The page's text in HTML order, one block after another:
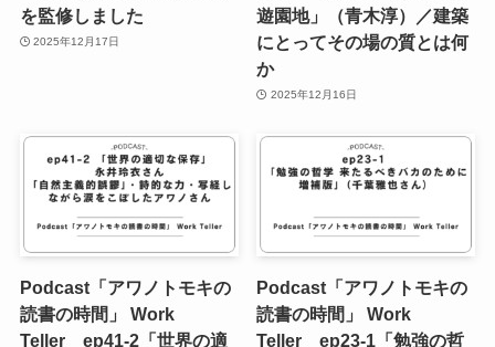
を監修しました
2025年12月17日
遊園地」（青木淳）／建築
にとってその場の質とは何
か
2025年12月16日
Podcast「アワノトモキの
読書の時間」 Work
Teller ep41-2「世界の適
Podcast「アワノトモキの
読書の時間」 Work
Teller ep23-1「勉強の哲